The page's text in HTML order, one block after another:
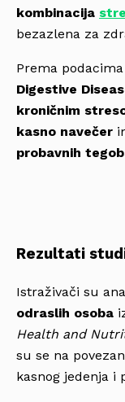
kombinacija
bezazlena za
Prema
Digestive
kroničnim
kasno navečer
probavnih
Rezultati
Istraživači su
odraslih osoba
Health and
su se na
kasnog jedenja i